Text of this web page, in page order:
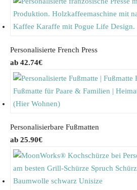
Personalisierte French Press
42.74€
Personalisierbare Fußmatten
25.90€